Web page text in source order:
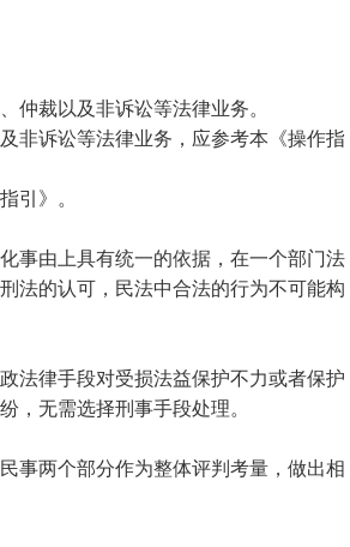
仲裁以及非诉讼等法律业务。
非诉讼等法律业务，应参考本《操作指
引》。
事由上具有统一的依据，在一个部门法
法的认可，民法中合法的行为不可能构
法律手段对受损法益保护不力或者保护
，无需选择刑事手段处理。
事两个部分作为整体评判考量，做出相